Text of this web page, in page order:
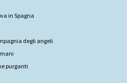
in Spagna
degli angeli
purganti